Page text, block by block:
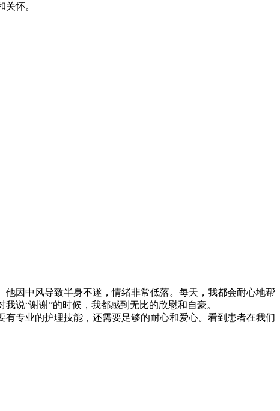
怀。
因中风导致半身不遂，情绪非常低落。每天，我都会耐心地帮
说“谢谢”的时候，我都感到无比的欣慰和自豪。
专业的护理技能，还需要足够的耐心和爱心。看到患者在我们